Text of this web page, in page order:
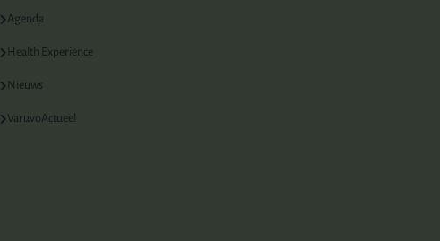
Agenda
Health Experience
Nieuws
VaruvoActueel